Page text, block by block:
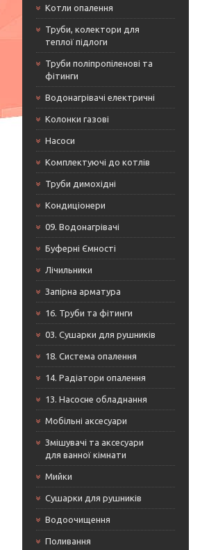
Котли опалення
Труби, колектори для
теплої підлоги
Труби поліпропіленові та
фітинги
Водонагрівачі електричні
Колонки газові
Насоси
Комплектуючі до котлів
Труби димохідні
Кондиціонери
09. Водонагрівачі
Буферні Ємності
Лічильники
Запірна арматура
16. Труби та фітинги
03. Сушарки для рушників
18. Система опалення
14. Радіатори опалення
13. Насосне обладнання
Мобільні аксесуари
Змішувачі та аксесуари
для ванної кімнати
Мийки
Сушарки для рушників
Водоочищення
Поливання